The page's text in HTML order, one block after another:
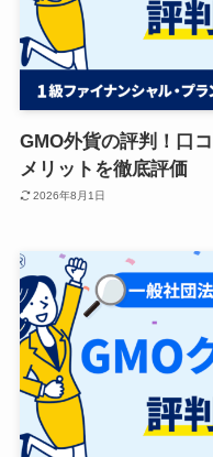
GMO外貨の評判！口
メリットを徹底評価
2026年8月1日